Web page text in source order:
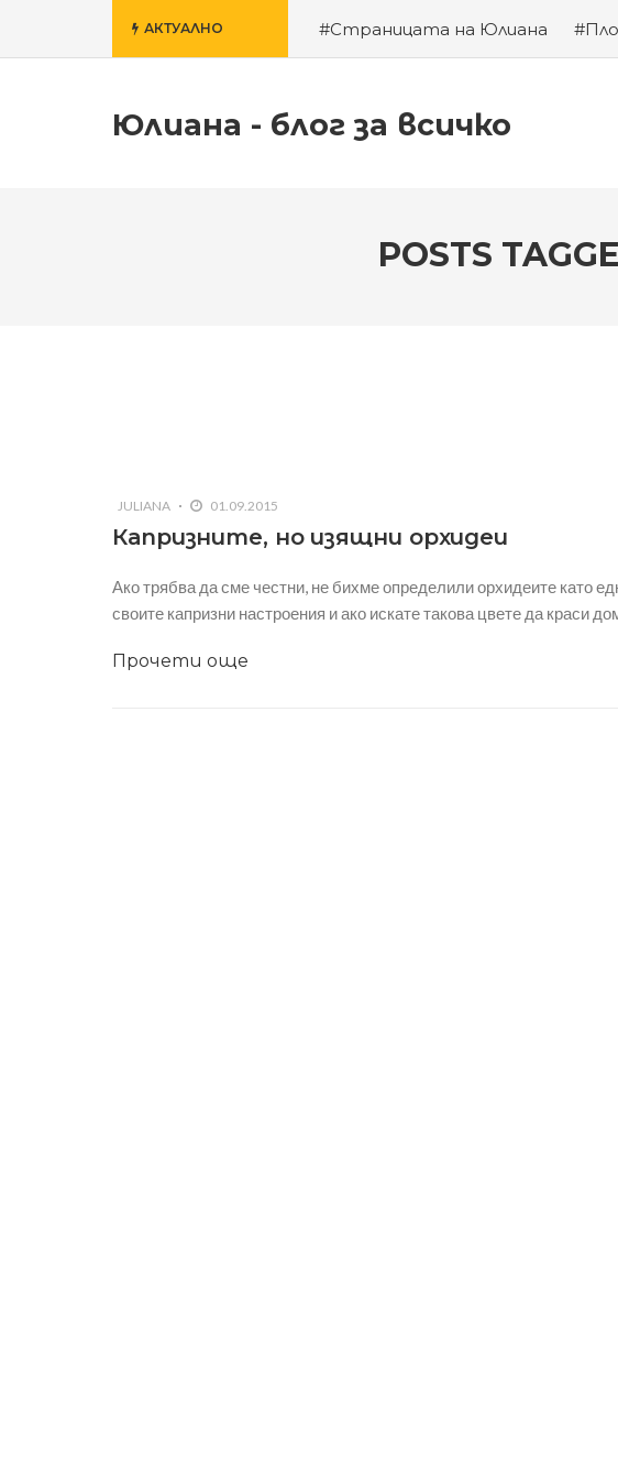
АКТУАЛНО #Страницата на Юлиана
училище
#За гроба на Левски
Юлиана - блог за всичко
POSTS
JULIANA 01.09.2015
Капризните, но изящни орхидеи
Ако трябва да сме честни, не бихме определили орхидеите като
своите капризни настроения и ако искате такова цвете да краси
Прочети още